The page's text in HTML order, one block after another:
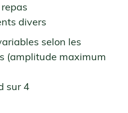
divers
selon les
(amplitude maximum
sur 4